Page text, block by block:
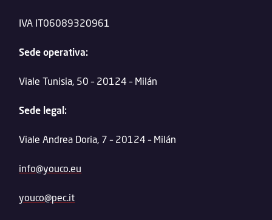
IVA IT06089320961
Sede operativa:
Viale Tunisia, 50 – 20124 – Milán
Sede legal:
Viale Andrea Doria, 7 – 20124 – Milán
info@youco.eu
youco@pec.it